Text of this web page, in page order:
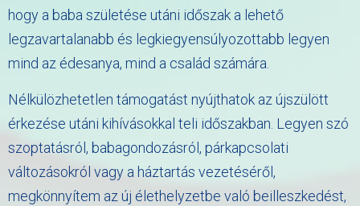
hogy a baba születése utáni időszak a lehető
legzavartalanabb és legkiegyensúlyozottabb legyen
mind az édesanya, mind a család számára.
Nélkülözhetetlen támogatást nyújthatok az újszülött
érkezése utáni kihívásokkal teli időszakban. Legyen szó
szoptatásról, babagondozásról, párkapcsolati
változásokról vagy a háztartás vezetéséről,
megkönnyítem az új élethelyzetbe való beilleszkedést,